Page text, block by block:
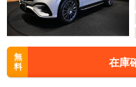
無
料
在庫